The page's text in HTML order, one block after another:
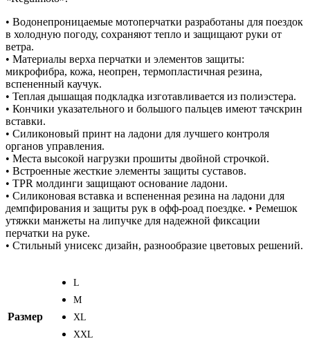
• Водонепроницаемые мотоперчатки разработаны для поездок
в холодную погоду, сохраняют тепло и защищают руки от
ветра.
• Материалы верха перчатки и элементов защиты:
микрофибра, кожа, неопрен, термопластичная резина,
вспененный каучук.
• Теплая дышащая подкладка изготавливается из полиэстера.
• Кончики указательного и большого пальцев имеют тачскрин
вставки.
• Силиконовый принт на ладони для лучшего контроля
органов управления.
• Места высокой нагрузки прошиты двойной строчкой.
• Встроенные жесткие элементы защиты суставов.
• TPR молдинги защищают основание ладони.
• Силиконовая вставка и вспененная резина на ладони для
демпфирования и защиты рук в офф-роад поездке. • Ремешок
утяжки манжеты на липучке для надежной фиксации
перчатки на руке.
• Стильный унисекс дизайн, разнообразие цветовых решений.
Размер
L
M
XL
XXL